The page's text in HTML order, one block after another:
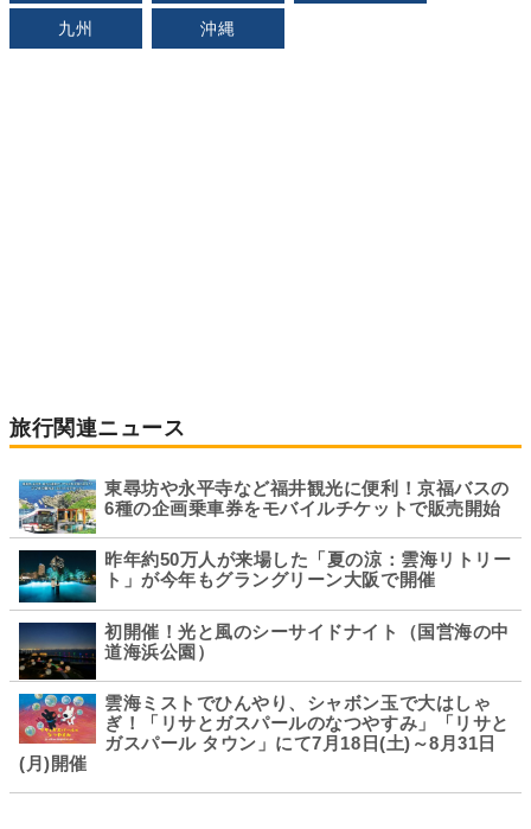
九州 沖縄
旅行関連ニュース
東尋坊や永平寺など福井観光に便利！京福バスの
6種の企画乗車券をモバイルチケットで販売開始
昨年約50万人が来場した「夏の涼：雲海リトリー
ト」が今年もグラングリーン大阪で開催
初開催！光と風のシーサイドナイト（国営海の中
道海浜公園）
雲海ミストでひんやり、シャボン玉で大はしゃ
ぎ！「リサとガスパールのなつやすみ」「リサと
ガスパール タウン」にて7月18日(土)～8月31日
(月)開催